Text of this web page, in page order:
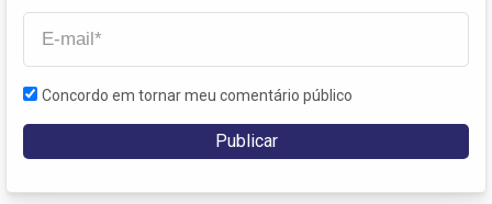
Concordo em tornar meu comentário público